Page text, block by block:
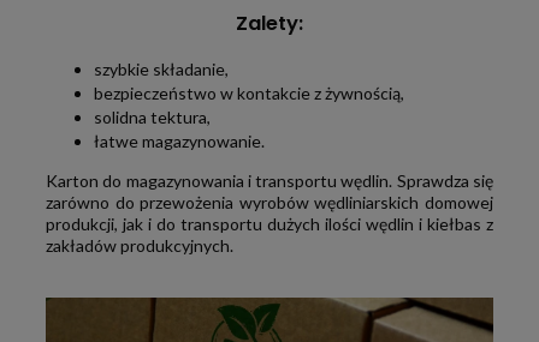
Zalety:
szybkie składanie,
bezpieczeństwo w kontakcie z żywnością,
solidna tektura,
łatwe magazynowanie.
Karton do magazynowania i transportu wędlin. Sprawdza się
zarówno do przewożenia wyrobów wędliniarskich domowej
produkcji, jak i do transportu dużych ilości wędlin i kiełbas z
zakładów produkcyjnych.